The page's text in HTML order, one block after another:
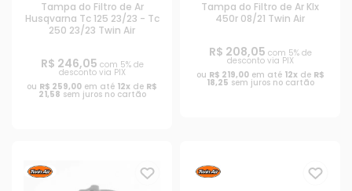
Tampa do Filtro de Ar
Husqvarna Tc 125 23/23 - Tc
250 23/23 Twin Air
R$ 246,05 com 5% de
desconto via PIX
ou R$ 259,00 em até 12x de R$
21,58 sem juros no cartão
Tampa do Filtro de Ar Klx
450r 08/21 Twin Air
R$ 208,05 com 5% de
desconto via PIX
ou R$ 219,00em até 12xde R$
18,25 sem juros no cartão